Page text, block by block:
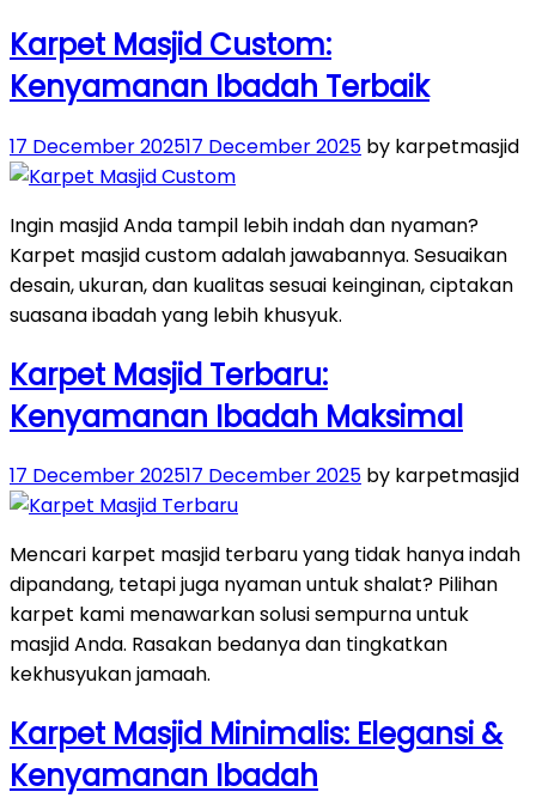
Karpet Masjid Custom:
Kenyamanan Ibadah Terbaik
Posted
on
17 December 202517 December 2025 by karpetmasjid
Ingin masjid Anda tampil lebih indah dan nyaman?
Karpet masjid custom adalah jawabannya. Sesuaikan
desain, ukuran, dan kualitas sesuai keinginan, ciptakan
suasana ibadah yang lebih khusyuk.
Karpet Masjid Terbaru:
Kenyamanan Ibadah Maksimal
Posted
on
17 December 202517 December 2025 by karpetmasjid
Mencari karpet masjid terbaru yang tidak hanya indah
dipandang, tetapi juga nyaman untuk shalat? Pilihan
karpet kami menawarkan solusi sempurna untuk
masjid Anda. Rasakan bedanya dan tingkatkan
kekhusyukan jamaah.
Karpet Masjid Minimalis: Elegansi &
Kenyamanan Ibadah